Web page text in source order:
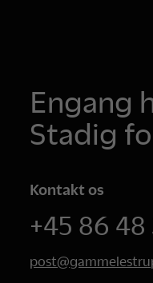
Engang
Stadig
Kontakt os
+45 86 48